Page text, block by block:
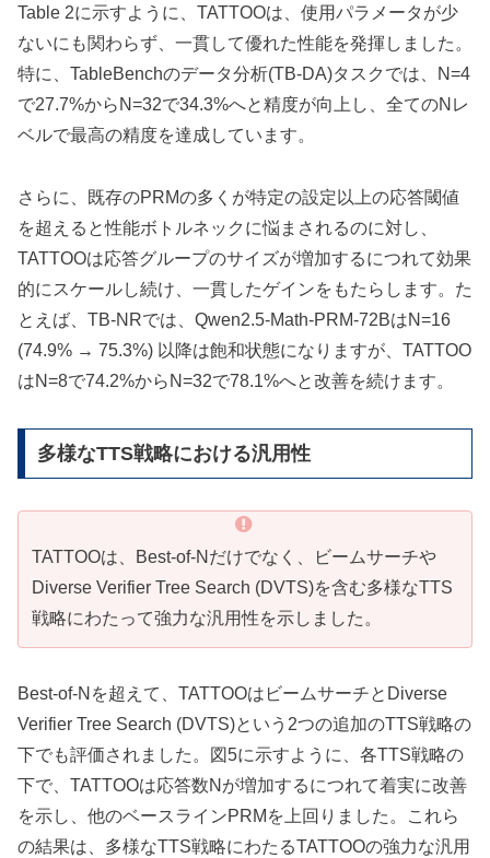
Table 2に示すように、TATTOOは、使用パラメータが少
ないにも関わらず、一貫して優れた性能を発揮しました。
特に、TableBenchのデータ分析(TB-DA)タスクでは、N=4
で27.7%からN=32で34.3%へと精度が向上し、全てのNレ
ベルで最高の精度を達成しています。
さらに、既存のPRMの多くが特定の設定以上の応答閾値
を超えると性能ボトルネックに悩まされるのに対し、
TATTOOは応答グループのサイズが増加するにつれて効果
的にスケールし続け、一貫したゲインをもたらします。た
とえば、TB-NRでは、Qwen2.5-Math-PRM-72BはN=16
(74.9% → 75.3%) 以降は飽和状態になりますが、TATTOO
はN=8で74.2%からN=32で78.1%へと改善を続けます。
多様なTTS戦略における汎用性
TATTOOは、Best-of-Nだけでなく、ビームサーチや
Diverse Verifier Tree Search (DVTS)を含む多様なTTS
戦略にわたって強力な汎用性を示しました。
Best-of-Nを超えて、TATTOOはビームサーチとDiverse
Verifier Tree Search (DVTS)という2つの追加のTTS戦略の
下でも評価されました。図5に示すように、各TTS戦略の
下で、TATTOOは応答数Nが増加するにつれて着実に改善
を示し、他のベースラインPRMを上回りました。これら
の結果は、多様なTTS戦略にわたるTATTOOの強力な汎用